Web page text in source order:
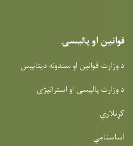
قوانین او پالیسۍ
د وزارت قوانین او سندونه دیتابیس
د وزارت پالیسۍ او استراتیژۍ
کړنلارې
اساسنامې